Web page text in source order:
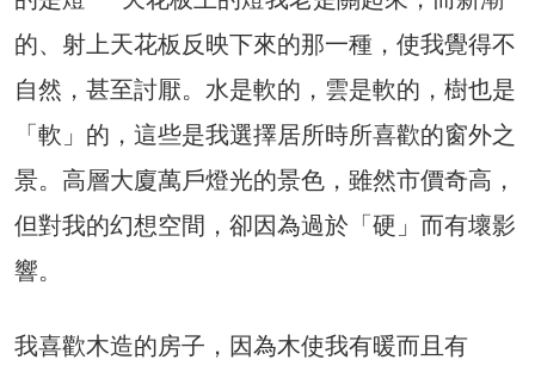
的、射上天花板反映下來的那一種，使我覺得不
自然，甚至討厭。水是軟的，雲是軟的，樹也是
「軟」的，這些是我選擇居所時所喜歡的窗外之
景。高層大廈萬戶燈光的景色，雖然市價奇高，
但對我的幻想空間，卻因為過於「硬」而有壞影
響。
我喜歡木造的房子，因為木使我有暖而且有